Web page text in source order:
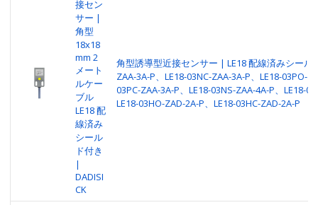
接セン
サー |
角型
18x18
mm 2
メート
ルケー
ブル
LE18 配
線済み
シール
ド付き
|
DADISI
CK
角型誘導型近接センサー | LE18 配線済みシール
ZAA-3A-P、LE18-03NC-ZAA-3A-P、LE18-03PO-
03PC-ZAA-3A-P、LE18-03NS-ZAA-4A-P、LE18-
LE18-03HO-ZAD-2A-P、LE18-03HC-ZAD-2A-P